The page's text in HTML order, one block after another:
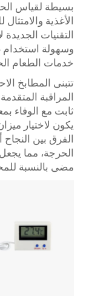
بسيطة لقياس
التقنيات
وسهولة استخدام
خدمات الطعام
تتبنى المطابخ
المراقبة
ثابت مع الوفاء
يكون لاختيار
الفرق بين
الحرجة، مما
مضى بالنسبة